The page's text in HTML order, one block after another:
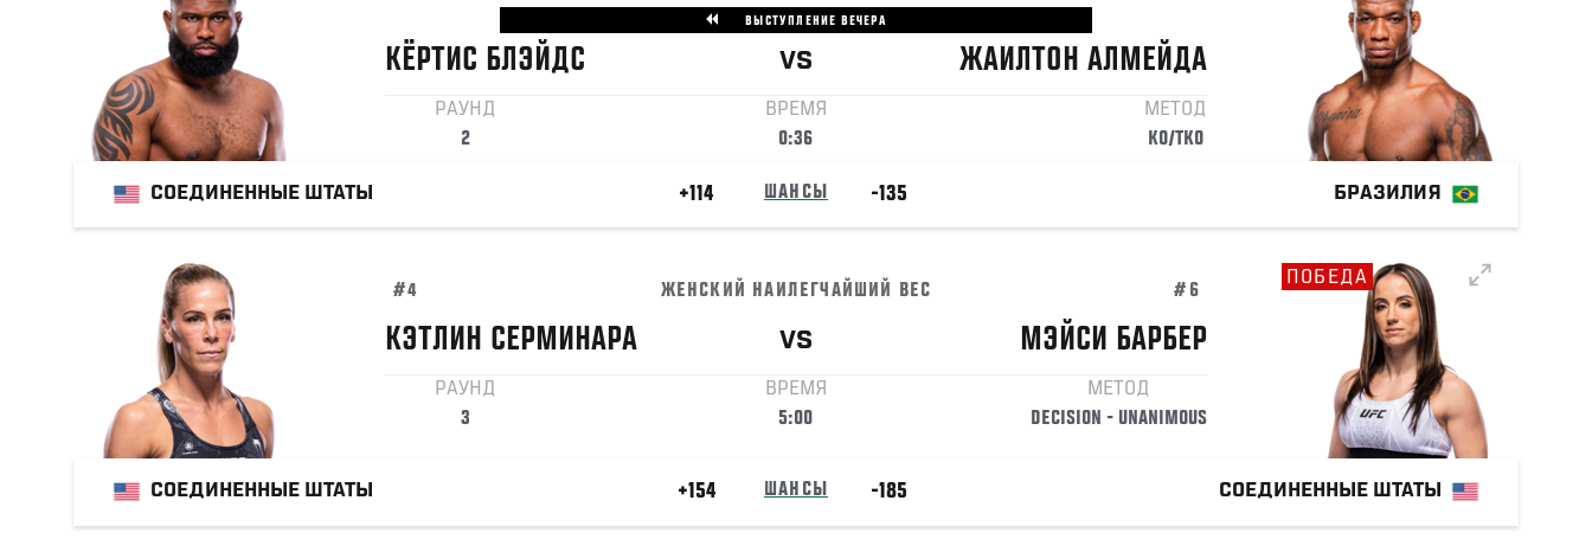
ВЫСТУПЛЕНИЕ ВЕЧЕРА
КЁРТИС БЛЭЙДС VS ЖАИЛТОН АЛМЕЙДА
РАУНД
2
ВРЕМЯ
0:36
МЕТОД
KO/TKO
СОЕДИНЕННЫЕ ШТАТЫ +114 ШАНСЫ -135 БРАЗИЛИЯ
#4 ЖЕНСКИЙ НАИЛЕГЧАЙШИЙ ВЕС #6
КЭТЛИН СЕРМИНАРА VS МЭЙСИ БАРБЕР
РАУНД
3
ВРЕМЯ
5:00
МЕТОД
DECISION - UNANIMOUS
ПОБЕДА
СОЕДИНЕННЫЕ ШТАТЫ +154 ШАНСЫ -185 СОЕДИНЕННЫЕ ШТАТЫ